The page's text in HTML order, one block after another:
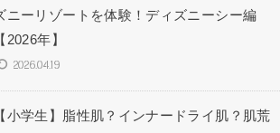
ニーリゾートを体験！ディズニーシー編
2026年】
2026.04.19
小学生】脂性肌？インナードライ肌？肌荒